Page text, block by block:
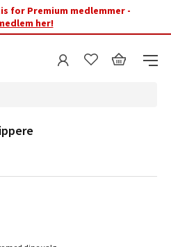
for Premium medlemmer -
her!